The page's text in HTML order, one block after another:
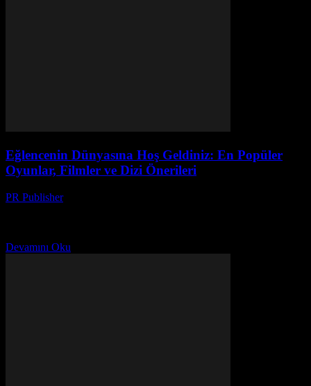
Eğlencenin Dünyasına Hoş Geldiniz: En Popüler
Oyunlar, Filmler ve Dizi Önerileri
PR Publisher-
Devamını Oku